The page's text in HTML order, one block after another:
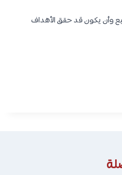
وأن يكون قد حقق الأهداف